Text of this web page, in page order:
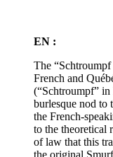
EN :
The
French and
(“Schtroumpf” in
burlesque nod to
the French-
to the theoretical
of law that this
the original